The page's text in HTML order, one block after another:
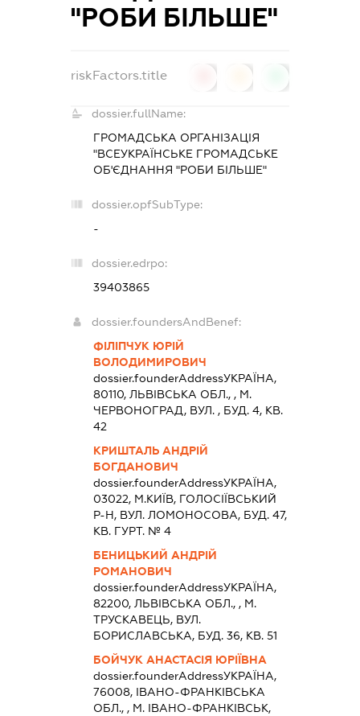
"РОБИ БІЛЬШЕ"
riskFactors.title
dossier.fullName:
ГРОМАДСЬКА ОРГАНІЗАЦІЯ
"ВСЕУКРАЇНСЬКЕ ГРОМАДСЬКЕ
ОБ'ЄДНАННЯ "РОБИ БІЛЬШЕ"
dossier.opfSubType:
-
dossier.edrpo:
39403865
dossier.foundersAndBenef:
ФІЛІПЧУК ЮРІЙ
ВОЛОДИМИРОВИЧ
dossier.founderAddressУКРАЇНА,
80110, ЛЬВIВСЬКА ОБЛ., , М.
ЧЕРВОНОГРАД, ВУЛ. , БУД. 4, КВ.
42
КРИШТАЛЬ АНДРІЙ
БОГДАНОВИЧ
dossier.founderAddressУКРАЇНА,
03022, М.КИЇВ, ГОЛОСІЇВСЬКИЙ
Р-Н, ВУЛ. ЛОМОНОСОВА, БУД. 47,
КВ. ГУРТ. № 4
БЕНИЦЬКИЙ АНДРІЙ
РОМАНОВИЧ
dossier.founderAddressУКРАЇНА,
82200, ЛЬВIВСЬКА ОБЛ., , М.
ТРУСКАВЕЦЬ, ВУЛ.
БОРИСЛАВСЬКА, БУД. 36, КВ. 51
БОЙЧУК АНАСТАСІЯ ЮРІЇВНА
dossier.founderAddressУКРАЇНА,
76008, IВАНО-ФРАНКIВСЬКА
ОБЛ., , М. ІВАНО-ФРАНКІВСЬК,